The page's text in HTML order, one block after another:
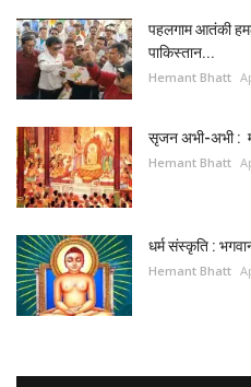
पहलगाम आतंकी
पाकिस्तान...
Hemant Bhatt
सृजन अभी-अभी :
Hemant Bhatt
धर्म संस्कृति :
Hemant Bhatt